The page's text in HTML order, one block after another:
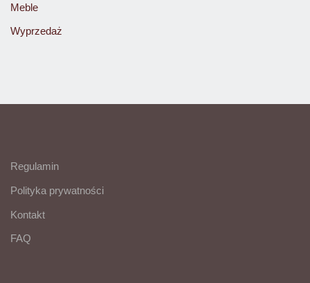
Meble
Wyprzedaż
Regulamin
Polityka prywatności
Kontakt
FAQ